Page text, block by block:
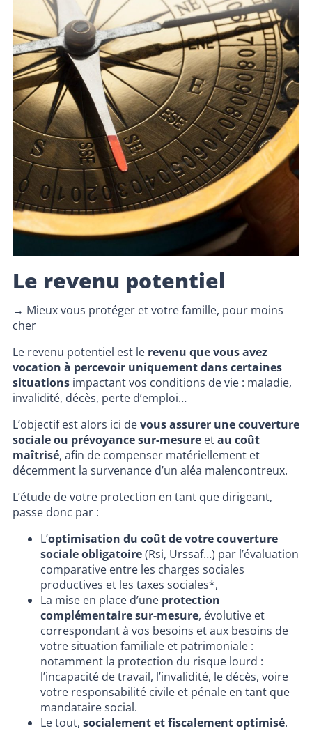
Le revenu potentiel
→ Mieux vous protéger et votre famille, pour moins
cher
Le revenu potentiel est le revenu que vous avez
vocation à percevoir uniquement dans certaines
situations impactant vos conditions de vie : maladie,
invalidité, décès, perte d’emploi…
L’objectif est alors ici devous assurer une couverture
sociale ou prévoyance sur-mesure etau coût
maîtrisé, afin de compenser matériellement et
décemment la survenance d’un aléa malencontreux.
L’étude de votre protection en tant que dirigeant,
passe donc par :
L’optimisation du coût de votre couverture
sociale obligatoire(Rsi, Urssaf…) par l’évaluation
comparative entre les charges sociales
productives et les taxes sociales*,
La mise en place d’une protection
complémentaire sur-mesure, évolutive et
correspondant à vos besoins et aux besoins de
votre situation familiale et patrimoniale :
notamment la protection du risque lourd :
l’incapacité de travail, l’invalidité, le décès, voire
votre responsabilité civile et pénale en tant que
mandataire social.
Le tout, socialement et fiscalement optimisé.